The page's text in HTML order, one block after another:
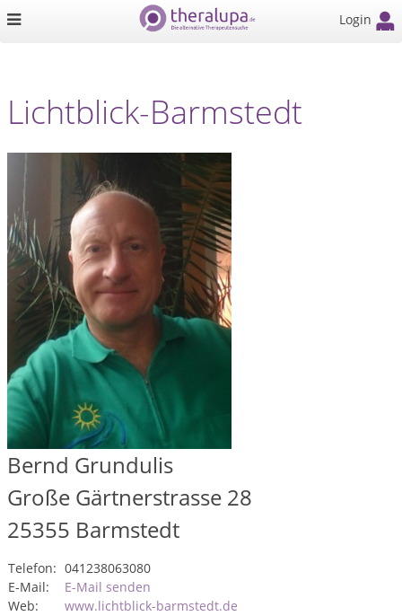
Login
Lichtblick-Barmstedt
Bernd Grundulis
Große Gärtnerstrasse 28
25355 Barmstedt
Telefon: 041238063080
E-Mail:
E-Mail senden
Web:
www.lichtblick-barmstedt.de